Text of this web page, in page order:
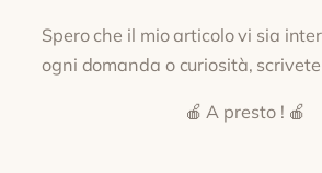
Spero che il mio articolo vi sia
ogni domanda o curiosità,
🍎 A presto ! 🍎